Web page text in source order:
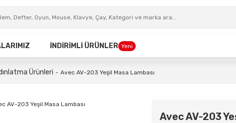
İNDİRİMLİ ÜRÜNLER Yeni
Ürünleri Avec AV-203 Yeşil Masa Lambası
Avec AV-203